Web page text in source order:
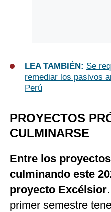
LEA TAMBIÉN: Se
remediar los pasivos
Perú
PROYECTOS
CULMINARSE
Entre los
culminando este
proyecto Excélsior
primer semestre